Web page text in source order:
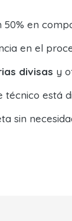
50% en
en el
divisas y
técnico está
sin